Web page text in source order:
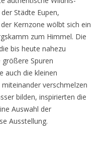
Städte Eupen,
Kernzone wölbt sich ein
zum Himmel. Die
bis heute nahezu
Spuren
auch die kleinen
verschmelzen
bilden, inspirierten die
Auswahl der
Ausstellung.